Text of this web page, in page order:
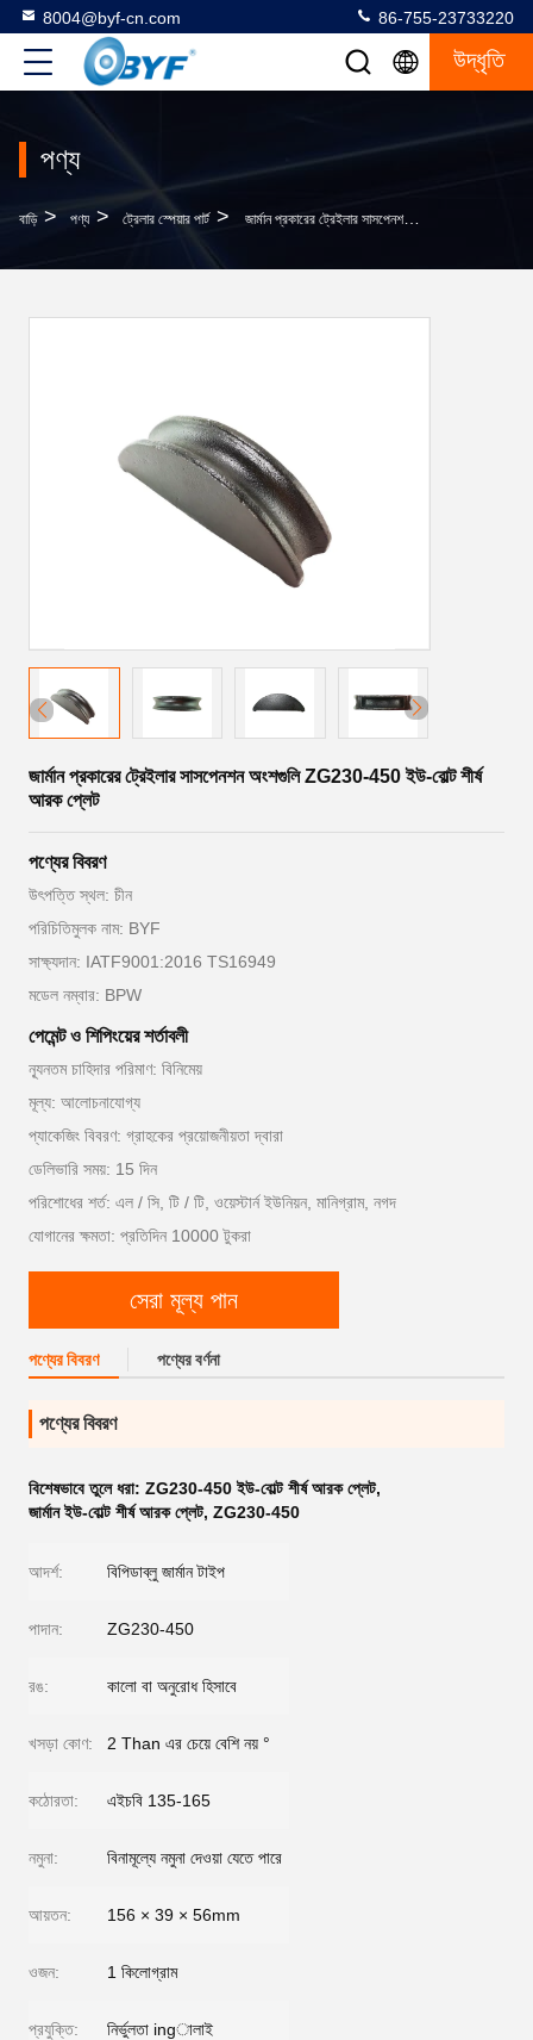
8004@byf-cn.com 86-755-23733220
উদ্ধৃতি
পণ্য
বাড়ি > পণ্য > ট্রেলার স্পেয়ার পার্ট > জার্মান প্রকারের ট্রেইলার সাসপেনশন অংশগুলি ZG230-450 ইউ-বোল্ট শীর্ষ আরক প্লেট
জার্মান প্রকারের ট্রেইলার সাসপেনশন অংশগুলি ZG230-450 ইউ-বোল্ট শীর্ষ
আরক প্লেট
পণ্যের বিবরণ
উৎপত্তি স্থল: চীন
পরিচিতিমুলক নাম: BYF
সাক্ষ্যদান: IATF9001:2016 TS16949
মডেল নম্বার: BPW
পেমেন্ট ও শিপিংয়ের শর্তাবলী
ন্যূনতম চাহিদার পরিমাণ: বিনিমেয়
মূল্য: আলোচনাযোগ্য
প্যাকেজিং বিবরণ: গ্রাহকের প্রয়োজনীয়তা দ্বারা
ডেলিভারি সময়: 15 দিন
পরিশোধের শর্ত: এল / সি, টি / টি, ওয়েস্টার্ন ইউনিয়ন, মানিগ্রাম, নগদ
যোগানের ক্ষমতা: প্রতিদিন 10000 টুকরা
সেরা মূল্য পান
পণ্যের বিবরণ পণ্যের বর্ণনা
পণ্যের বিবরণ
বিশেষভাবে তুলে ধরা: ZG230-450 ইউ-বোল্ট শীর্ষ আরক প্লেট,
জার্মান ইউ-বোল্ট শীর্ষ আরক প্লেট, ZG230-450
আদর্শ: বিপিডাব্লু জার্মান টাইপ
পাদান: ZG230-450
রঙ: কালো বা অনুরোধ হিসাবে
খসড়া কোণ: 2 Than এর চেয়ে বেশি নয় °
কঠোরতা: এইচবি 135-165
নমুনা: বিনামূল্যে নমুনা দেওয়া যেতে পারে
আয়তন: 156 × 39 × 56mm
ওজন: 1 কিলোগ্রাম
প্রযুক্তি: নির্ভুলতা ingালাই